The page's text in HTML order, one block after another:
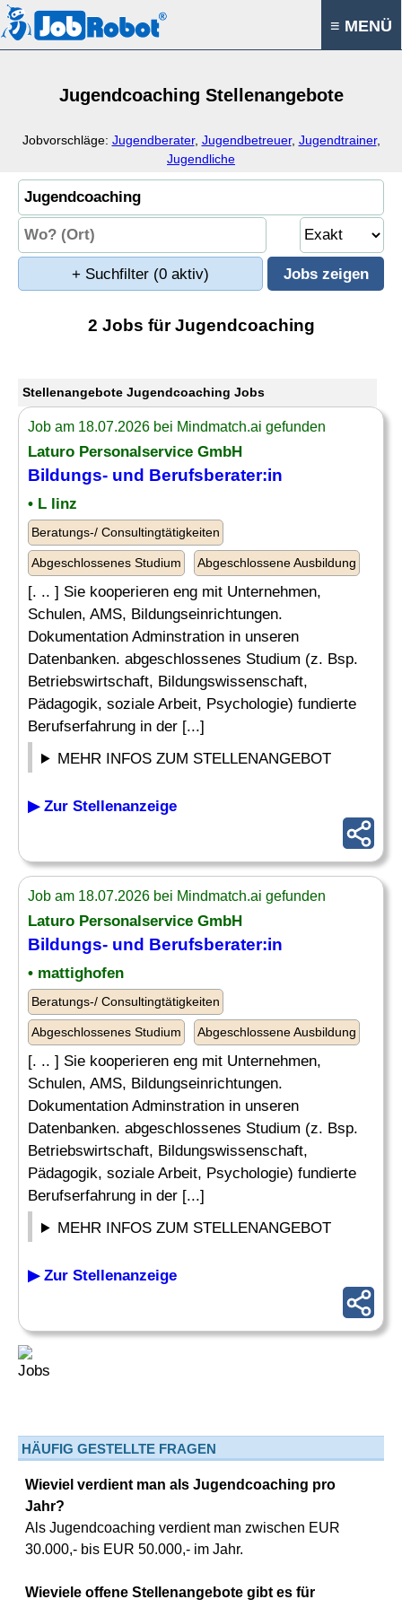
≡ MENÜ
Jugendcoaching Stellenangebote
Jobvorschläge: Jugendberater, Jugendbetreuer, Jugendtrainer,
Jugendliche
+ Suchfilter (0 aktiv)
2 Jobs für Jugendcoaching
Stellenangebote Jugendcoaching Jobs
Job am 18.07.2026 bei Mindmatch.ai gefunden
Laturo Personalservice GmbH
Bildungs- und Berufsberater:in
• L linz
Beratungs-/ Consultingtätigkeiten
Abgeschlossenes Studium Abgeschlossene Ausbildung
[. .. ] Sie kooperieren eng mit Unternehmen,
Schulen, AMS, Bildungseinrichtungen.
Dokumentation Adminstration in unseren
Datenbanken. abgeschlossenes Studium (z. Bsp.
Betriebswirtschaft, Bildungswissenschaft,
Pädagogik, soziale Arbeit, Psychologie) fundierte
Berufserfahrung in der [...]
MEHR INFOS ZUM STELLENANGEBOT
▶ Zur Stellenanzeige
Job am 18.07.2026 bei Mindmatch.ai gefunden
Laturo Personalservice GmbH
Bildungs- und Berufsberater:in
• mattighofen
Beratungs-/ Consultingtätigkeiten
Abgeschlossenes Studium Abgeschlossene Ausbildung
[. .. ] Sie kooperieren eng mit Unternehmen,
Schulen, AMS, Bildungseinrichtungen.
Dokumentation Adminstration in unseren
Datenbanken. abgeschlossenes Studium (z. Bsp.
Betriebswirtschaft, Bildungswissenschaft,
Pädagogik, soziale Arbeit, Psychologie) fundierte
Berufserfahrung in der [...]
MEHR INFOS ZUM STELLENANGEBOT
▶ Zur Stellenanzeige
HÄUFIG GESTELLTE FRAGEN
Wieviel verdient man als Jugendcoaching pro
Jahr?
Als Jugendcoaching verdient man zwischen EUR
30.000,- bis EUR 50.000,- im Jahr.
Wieviele offene Stellenangebote gibt es für